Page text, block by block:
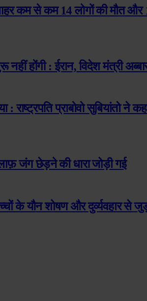
कम से कम 14 लोगों की मौत और
होंगी : ईरान, विदेश मंत्री
: राष्ट्रपति प्राबोवो सुबियांतो ने
जंग छेड़ने की धारा जोड़ी गई
के यौन शोषण और दुर्व्यवहार से